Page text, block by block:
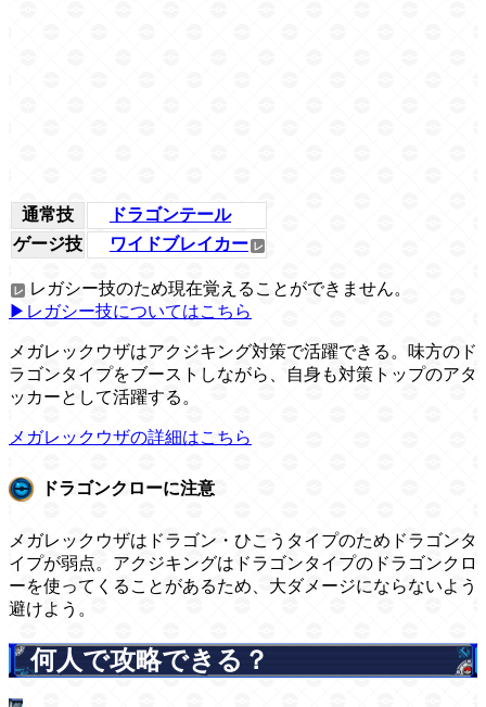
通常技
ドラゴンテール
ゲージ技
ワイドブレイカー
レガシー技のため現在覚えることができません。
▶レガシー技についてはこちら
メガレックウザはアクジキング対策で活躍できる。味方のド
ラゴンタイプをブーストしながら、自身も対策トップのアタ
ッカーとして活躍する。
メガレックウザの詳細はこちら
ドラゴンクローに注意
メガレックウザはドラゴン・ひこうタイプのためドラゴンタ
イプが弱点。アクジキングはドラゴンタイプのドラゴンクロ
ーを使ってくることがあるため、大ダメージにならないよう
避けよう。
何人で攻略できる？